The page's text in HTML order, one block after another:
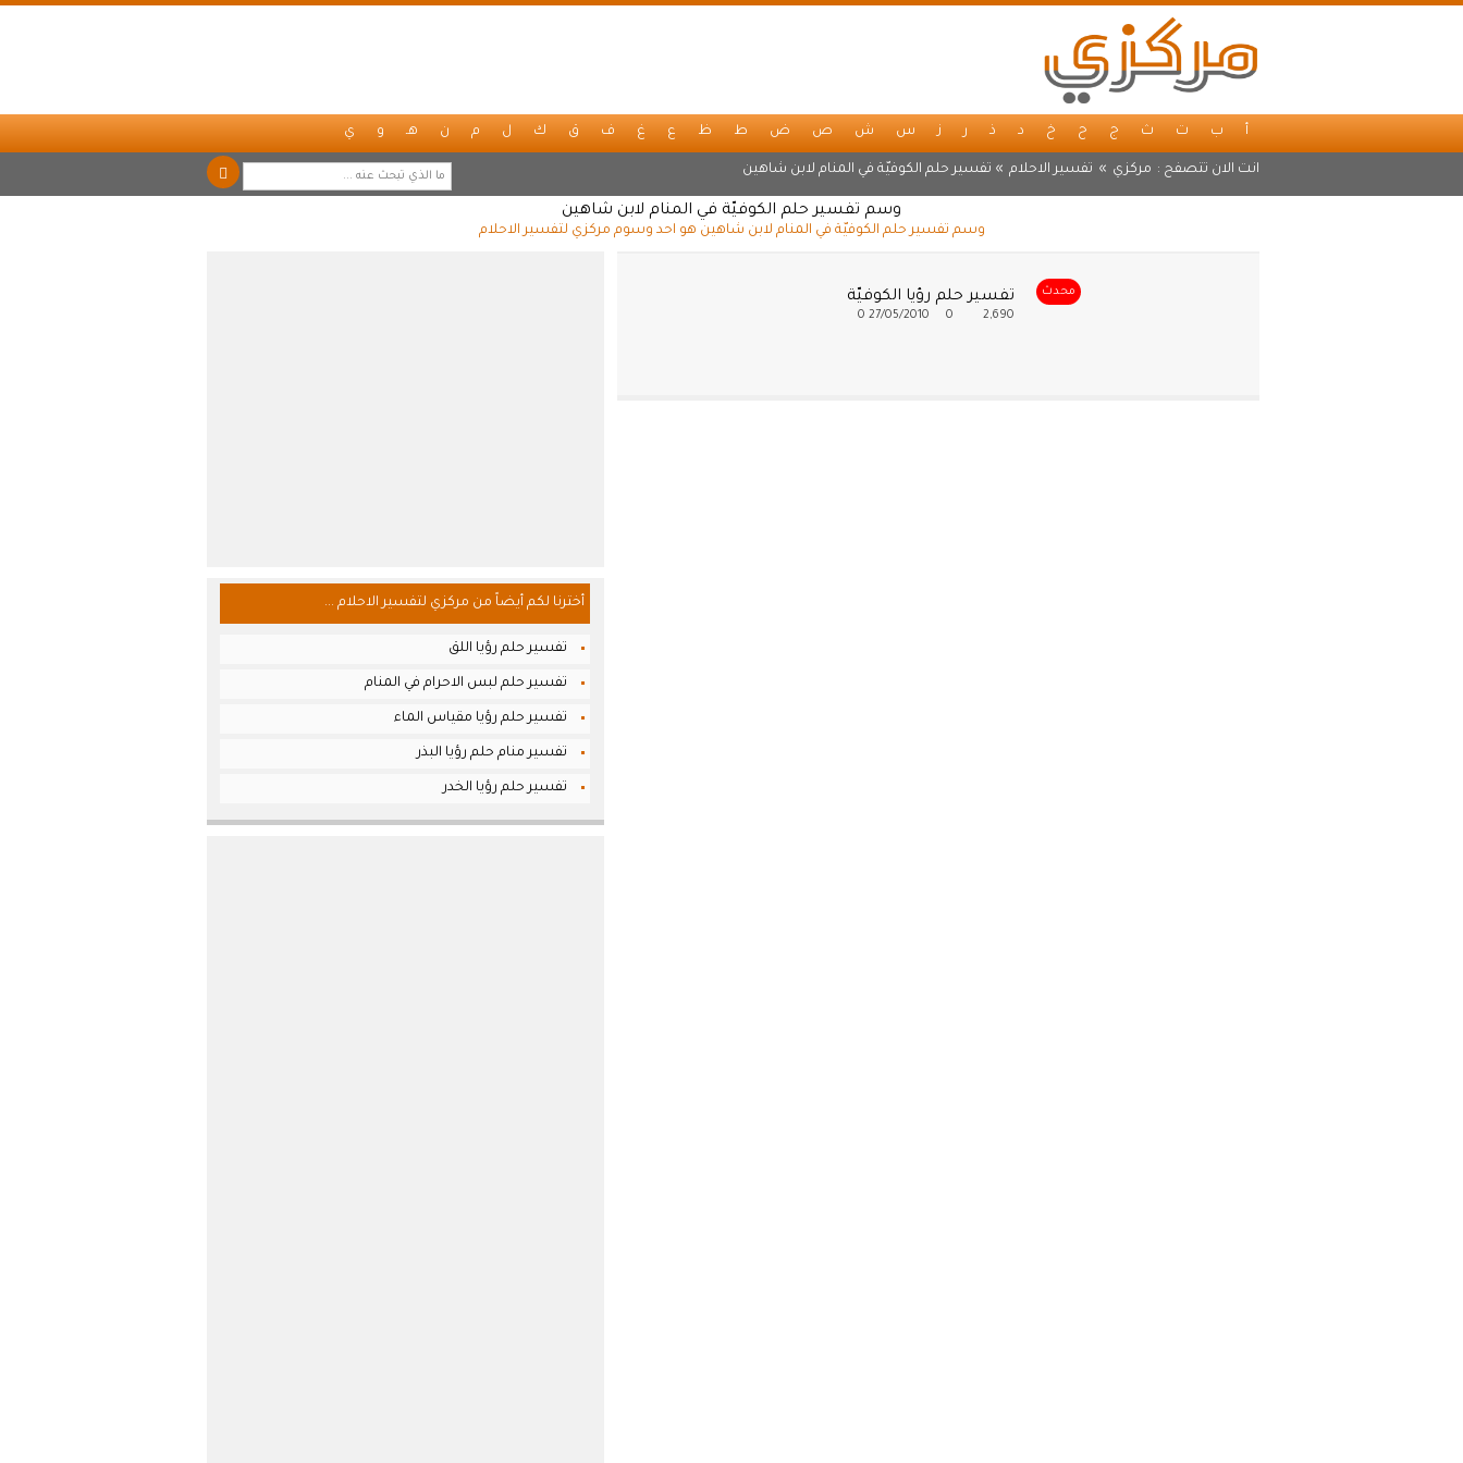
أ ب ت ث ج ح خ د ذ ر ز س ش ص ض ط ظ ع غ ف ق ك ل م ن هـ و ي
انت الان تتصفح : مركزي » تفسير الاحلام » تفسير حلم الكوفيّة في المنام لابن شاهين
وسم تفسير حلم الكوفيّة في المنام لابن شاهين
وسم تفسير حلم الكوفيّة في المنام لابن شاهين هو احد وسوم مركزي لتفسير الاحلام
محدث تفسير حلم رؤيا الكوفيّة
2,690
27/05/2010
0
أخترنا لكم أيضاً من مركزي لتفسير الاحلام ...
تفسير حلم رؤيا اللق
تفسير حلم لبس الاحرام في المنام
تفسير حلم رؤيا مقياس الماء
تفسير منام حلم رؤيا البذر
تفسير حلم رؤيا الخدر